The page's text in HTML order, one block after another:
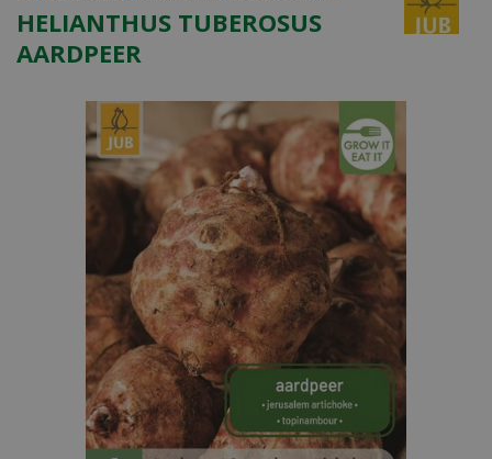
HELIANTHUS TUBEROSUS
AARDPEER